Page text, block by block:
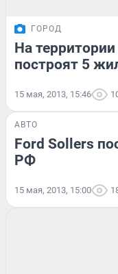
ГОРОД
На
построят 5
15 мая, 2013, 15:46
АВТО
Ford Sollers
РФ
15 мая, 2013, 15:00